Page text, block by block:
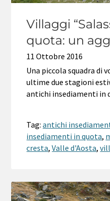
Villaggi
quota: un
11 Ottobre 2016
Una piccola squadra di
ultime due stagioni
antichi insediamenti
Tag:antichi
insediamenti in quota,
cresta,Valle d'Aosta,